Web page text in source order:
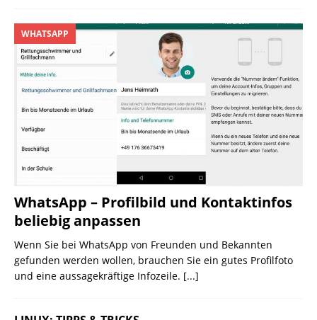
WhatsApp – Profilbild und Kontaktinfos
beliebig anpassen
WHATSAPP
Wenn Sie bei WhatsApp von Freunden und Bekannten
gefunden werden wollen, brauchen Sie ein gutes Profilfoto
und eine aussagekräftige Infozeile. [...]